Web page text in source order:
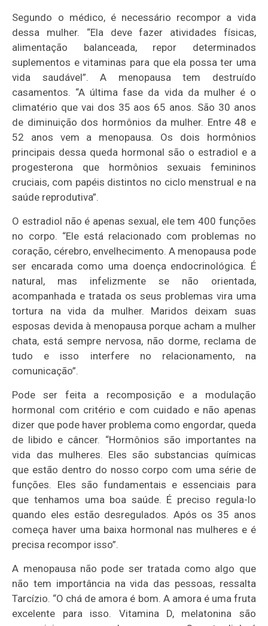
Segundo o médico, é necessário recompor a vida
dessa mulher. “Ela deve fazer atividades físicas,
alimentação balanceada, repor determinados
suplementos e vitaminas para que ela possa ter uma
vida saudável”. A menopausa tem destruído
casamentos. “A última fase da vida da mulher é o
climatério que vai dos 35 aos 65 anos. São 30 anos
de diminuição dos hormônios da mulher. Entre 48 e
52 anos vem a menopausa. Os dois hormônios
principais dessa queda hormonal são o estradiol e a
progesterona que hormônios sexuais femininos
cruciais, com papéis distintos no ciclo menstrual e na
saúde reprodutiva”.
O estradiol não é apenas sexual, ele tem 400 funções
no corpo. “Ele está relacionado com problemas no
coração, cérebro, envelhecimento. A menopausa pode
ser encarada como uma doença endocrinológica. É
natural, mas infelizmente se não orientada,
acompanhada e tratada os seus problemas vira uma
tortura na vida da mulher. Maridos deixam suas
esposas devida à menopausa porque acham a mulher
chata, está sempre nervosa, não dorme, reclama de
tudo e isso interfere no relacionamento, na
comunicação”.
Pode ser feita a recomposição e a modulação
hormonal com critério e com cuidado e não apenas
dizer que pode haver problema como engordar, queda
de libido e câncer. “Hormônios são importantes na
vida das mulheres. Eles são substancias químicas
que estão dentro do nosso corpo com uma série de
funções. Eles são fundamentais e essenciais para
que tenhamos uma boa saúde. É preciso regula-lo
quando eles estão desregulados. Após os 35 anos
começa haver uma baixa hormonal nas mulheres e é
precisa recompor isso”.
A menopausa não pode ser tratada como algo que
não tem importância na vida das pessoas, ressalta
Tarcízio. “O chá de amora é bom. A amora é uma fruta
excelente para isso. Vitamina D, melatonina são